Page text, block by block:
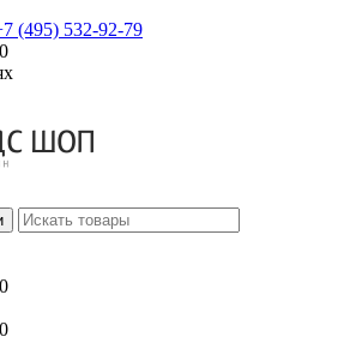
(495) 532-92-79